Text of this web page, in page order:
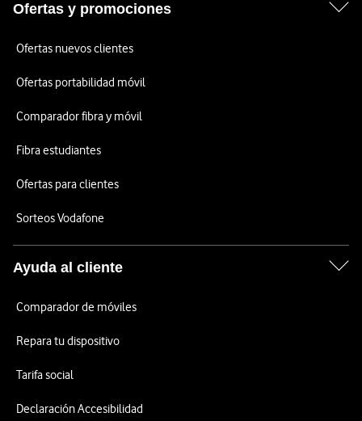
Ofertas y promociones
Ofertas nuevos clientes
Ofertas portabilidad móvil
Comparador fibra y móvil
Fibra estudiantes
Ofertas para clientes
Sorteos Vodafone
Ayuda al cliente
Comparador de móviles
Repara tu dispositivo
Tarifa social
Declaración Accesibilidad